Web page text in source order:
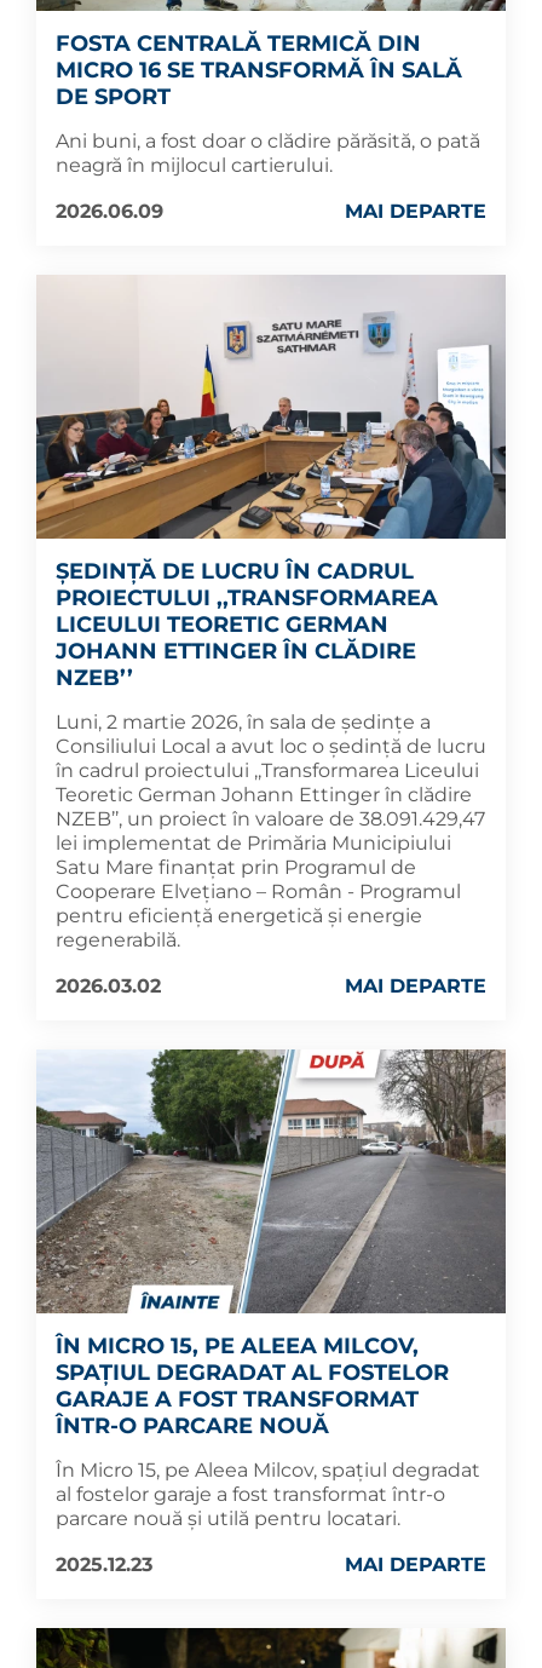
FOSTA CENTRALĂ TERMICĂ DIN
MICRO 16 SE TRANSFORMĂ ÎN SALĂ
DE SPORT
Ani buni, a fost doar o clădire părăsită, o pată
neagră în mijlocul cartierului.
2026.06.09
MAI DEPARTE
ȘEDINȚĂ DE LUCRU ÎN CADRUL
PROIECTULUI ,,TRANSFORMAREA
LICEULUI TEORETIC GERMAN
JOHANN ETTINGER ÎN CLĂDIRE
NZEB’’
Luni, 2 martie 2026, în sala de ședințe a
Consiliului Local a avut loc o ședință de lucru
în cadrul proiectului ,,Transformarea Liceului
Teoretic German Johann Ettinger în clădire
NZEB’’, un proiect în valoare de 38.091.429,47
lei implementat de Primăria Municipiului
Satu Mare finanțat prin Programul de
Cooperare Elvețiano – Român - Programul
pentru eficiență energetică și energie
regenerabilă.
2026.03.02
MAI DEPARTE
ÎN MICRO 15, PE ALEEA MILCOV,
SPAȚIUL DEGRADAT AL FOSTELOR
GARAJE A FOST TRANSFORMAT
ÎNTR-O PARCARE NOUĂ
În Micro 15, pe Aleea Milcov, spațiul degradat
al fostelor garaje a fost transformat într-o
parcare nouă și utilă pentru locatari.
2025.12.23
MAI DEPARTE